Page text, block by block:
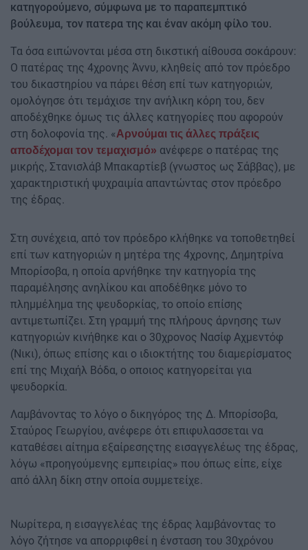
κατηγορούμενο, σύμφωνα με το παραπεμπτικό
βούλευμα, τον πατερα της και έναν ακόμη φίλο του.
Τα όσα ειπώνονται μέσα στη δικστική αίθουσα σοκάρουν:
Ο πατέρας της 4χρονης Άννυ, κληθείς από τον πρόεδρο
του δικαστηρίου να πάρει θέση επί των κατηγοριών,
ομολόγησε ότι τεμάχισε την ανήλικη κόρη του, δεν
αποδέχθηκε όμως τις άλλες κατηγορίες που αφορούν
στη δολοφονία της. «Αρνούμαι τις άλλες πράξεις
αποδέχομαι τον τεμαχισμό» ανέφερε ο πατέρας της
μικρής, Στανισλάβ Μπακαρτίεβ (γνωστος ως Σάββας), με
χαρακτηριστική ψυχραιμία απαντώντας στον πρόεδρο
της έδρας.
Στη συνέχεια, από τον πρόεδρο κλήθηκε να τοποθετηθεί
επί των κατηγοριών η μητέρα της 4χρονης, Δημητρίνα
Μπορίσοβα, η οποία αρνήθηκε την κατηγορία της
παραμέλησης ανηλίκου και αποδέθηκε μόνο το
πλημμέλημα της ψευδορκίας, το οποίο επίσης
αντιμετωπίζει. Στη γραμμή της πλήρους άρνησης των
κατηγοριών κινήθηκε και ο 30χρονος Νασίφ Αχμεντόφ
(Νικι), όπως επίσης και ο ιδιοκτήτης του διαμερίσματος
επί της Μιχαήλ Βόδα, ο οποιος κατηγορείται για
ψευδορκία.
Λαμβάνοντας το λόγο ο δικηγόρος της Δ. Μπορίσοβα,
Σταύρος Γεωργίου, ανέφερε ότι επιφυλασσεται να
καταθέσει αίτημα εξαίρεσηςτης εισαγγελέως της έδρας,
λόγω «προηγούμενης εμπειρίας» που όπως είπε, είχε
από άλλη δίκη στην οποία συμμετείχε.
Νωρίτερα, η εισαγγελέας της έδρας λαμβάνοντας το
λόγο ζήτησε να απορριφθεί η ένσταση του 30χρόνου